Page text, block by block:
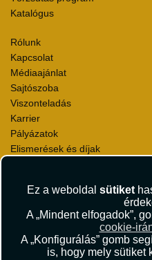
Ez a weboldal sütiket
A „Mindent elfogadok”,
cookie-
A „Konfigurálás” gomb
is, hogy mely sütiket
Katalógus
Rólunk
Kapcsolat
Médiaajánlat
Sajtószoba
Viszonteladás
Karrier
Pályázatok
Elismerések és díjak
Utazási Csomag Szerződési
Útlemondás-biztosítás
Utasbiztosítás Szerződési
Repülőjegy Szerződési
Adatvédelem